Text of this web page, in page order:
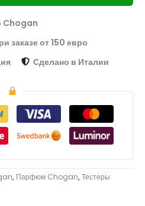
Chogan
заказе от 150 евро
Сделано в Италии
, Парфюм Chogan,Тестеры